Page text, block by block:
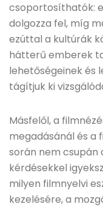
csoportosíthatók:
dolgozza fel, míg
ezúttal a kultúrák
hátterű emberek
lehetőségeinek és
tágítjuk ki
Másfelől, a
megadásánál és a
során nem csupán
kérdésekkel
milyen filmnyelvi
kezelésére, a